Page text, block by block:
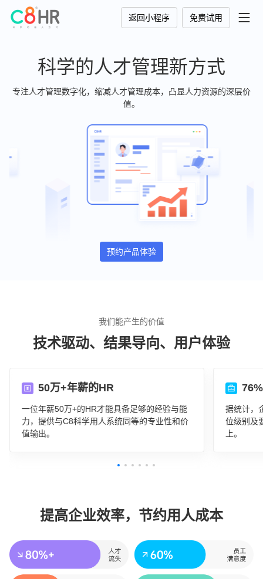
返回小程序 免费试用
科学的人才管理新方式
专注人才管理数字化，缩减人才管理成本，凸显人力资源的深层价
值。
预约产品体验
我们能产生的价值
技术驱动、结果导向、用户体验
50万+年薪的HR
一位年薪50万+的HR才能具备足够的经验与能
力，提供与C8科学用人系统同等的专业性和价
值输出。
据统计，
位级别及
上。
提高企业效率，节约用人成本